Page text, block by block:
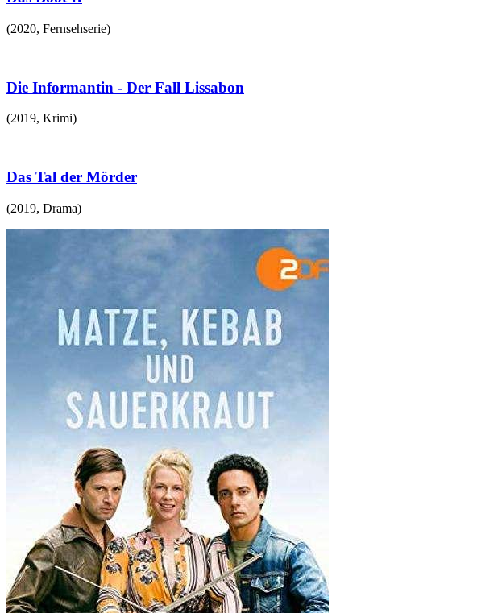
(2020, Fernsehserie)
Die Informantin - Der Fall Lissabon
(2019, Krimi)
Das Tal der Mörder
(2019, Drama)